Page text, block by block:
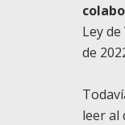
Ley
de
leer al